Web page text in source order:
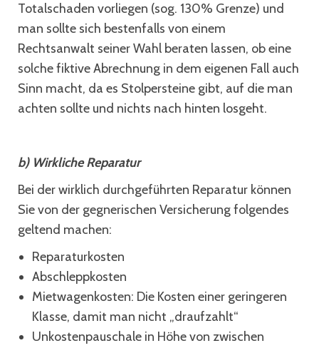
Totalschaden vorliegen (sog. 130% Grenze) und
man sollte sich bestenfalls von einem
Rechtsanwalt seiner Wahl beraten lassen, ob eine
solche fiktive Abrechnung in dem eigenen Fall auch
Sinn macht, da es Stolpersteine gibt, auf die man
achten sollte und nichts nach hinten losgeht.
b) Wirkliche Reparatur
Bei der wirklich durchgeführten Reparatur können
Sie von der gegnerischen Versicherung folgendes
geltend machen:
Reparaturkosten
Abschleppkosten
Mietwagenkosten: Die Kosten einer geringeren
Klasse, damit man nicht „draufzahlt“
Unkostenpauschale in Höhe von zwischen